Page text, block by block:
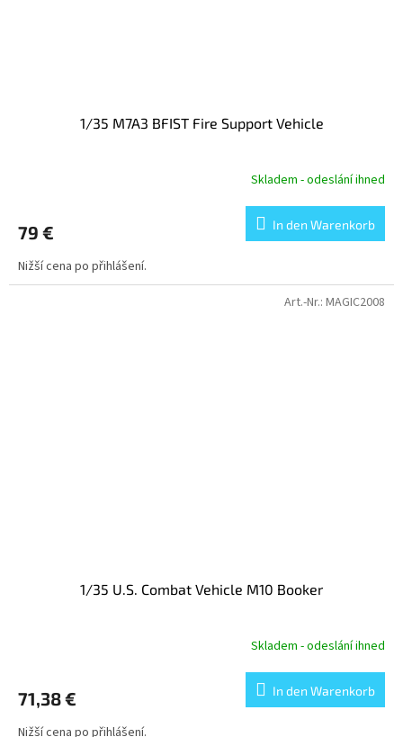
1/35 M7A3 BFIST Fire Support Vehicle
Skladem - odeslání ihned
79 € In den Warenkorb
Nižší cena po přihlášení.
1/35 U.S. Combat Vehicle M10 Booker
Skladem - odeslání ihned
71,38 € In den Warenkorb
Nižší cena po přihlášení.
Art.-Nr.: MAGIC2008